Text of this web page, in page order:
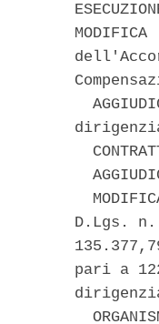
D.Lgs.
pari a